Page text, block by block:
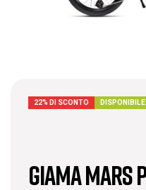
22% DI SCONTO DISPONIBILE
Giama Mars